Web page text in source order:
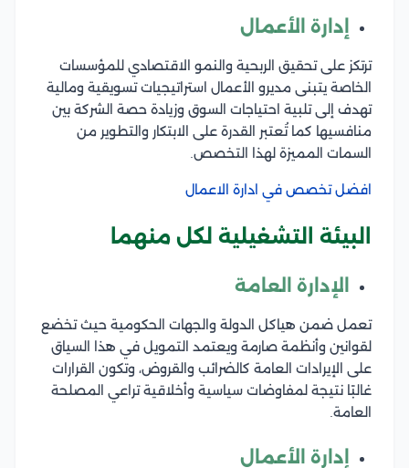
إدارة الأعمال
ترتكز على تحقيق الربحية والنمو الاقتصادي للمؤسسات
الخاصة يتبنى مديرو الأعمال استراتيجيات تسويقية ومالية
تهدف إلى تلبية احتياجات السوق وزيادة حصة الشركة بين
منافسيها كما تُعتبر القدرة على الابتكار والتطوير من
السمات المميزة لهذا التخصص.
افضل تخصص في ادارة الاعمال
البيئة التشغيلية لكل منهما
الإدارة العامة
تعمل ضمن هياكل الدولة والجهات الحكومية حيث تخضع
لقوانين وأنظمة صارمة ويعتمد التمويل في هذا السياق
على الإيرادات العامة كالضرائب والقروض، وتكون القرارات
غالبًا نتيجة لمفاوضات سياسية وأخلاقية تراعي المصلحة
العامة.
إدارة الأعمال